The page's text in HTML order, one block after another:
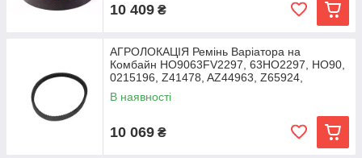
10 409 ₴
АГРОЛОКАЦІЯ Ремінь Варіатора на
Комбайн HO9063FV2297, 63HO2297, HO90,
0215196, Z41478, AZ44963, Z65924,
В наявності
10 069 ₴